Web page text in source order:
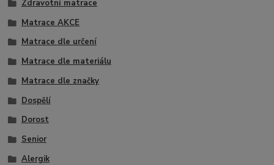
Zdravotní matrace
Matrace AKCE
Matrace dle určení
Matrace dle materiálu
Matrace dle značky
Dospělí
Dorost
Senior
Alergik